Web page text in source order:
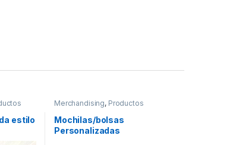
estilo
Merchandising, Productos
Personalizados
Mochilas/bolsas
Personalizadas